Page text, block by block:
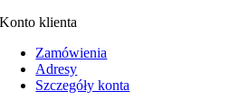
Konto klienta
Zamówienia
Adresy
Szczegóły konta